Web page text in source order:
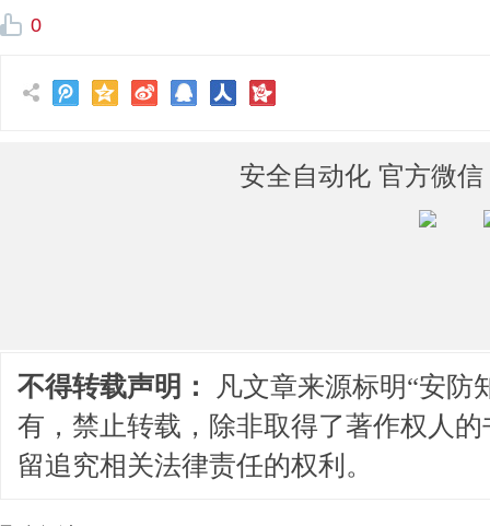
0
安全自动化 官方微
不得转载声明：
凡文章来源标明“安防
有，禁止转载，除非取得了著作权人
留追究相关法律责任的权利。